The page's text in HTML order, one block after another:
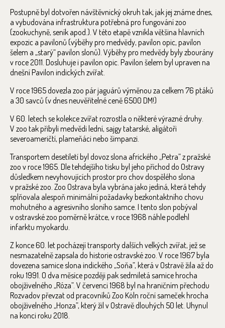
Postupně byl dotvořen návštěvnický okruh tak, jak jej známe dnes,
a vybudována infrastruktura potřebná pro fungování zoo
(zookuchyně, seník apod.). V této etapě vznikla většina hlavních
expozic a pavilonů (výběhy pro medvědy, pavilon opic, pavilon
šelem a „starý“ pavilon slonů). Výběhy pro medvědy byly zbourány
v roce 2011. Dosluhuje i pavilon opic. Pavilon šelem byl upraven na
dnešní Pavilon indických zvířat.
V roce 1965 dovezla zoo pár jaguárů výměnou za celkem 76 ptáků
a 30 savců (v dnes neuvěřitelné ceně 6500 DM!)
V 60. letech se kolekce zvířat rozrostla o některé výrazné druhy.
V zoo tak přibyli medvědi lední, sajgy tatarské, aligátoři
severoameričtí, plameňáci nebo šimpanzi.
Transportem desetiletí byl dovoz slona afrického „Petra” z pražské
zoo v roce 1965. Dle tehdejšího tisku byl jeho příchod do Ostravy
důsledkem nevyhovujících prostor pro chov dospělého slona
v pražské zoo. Zoo Ostrava byla vybrána jako jediná, která tehdy
splňovala alespoň minimální požadavky bezkontaktního chovu
mohutného a agresivního sloního samce. I tento slon pobýval
v ostravské zoo poměrně krátce, v roce 1968 náhle podlehl
infarktu myokardu.
Z konce 60. let pocházejí transporty dalších velkých zvířat, jež se
nesmazatelně zapsala do historie ostravské zoo. V roce 1967 byla
dovezena samice slona indického „Soňa”, která v Ostravě žila až do
roku 1991. O dva měsíce později pak sedmiletá samice hrocha
obojživelného „Róza”. V červenci 1968 byl na hraničním přechodu
Rozvadov převzat od pracovníků Zoo Köln roční sameček hrocha
obojživelného „Honza”, který žil v Ostravě dlouhých 50 let. Uhynul
na konci roku 2018.